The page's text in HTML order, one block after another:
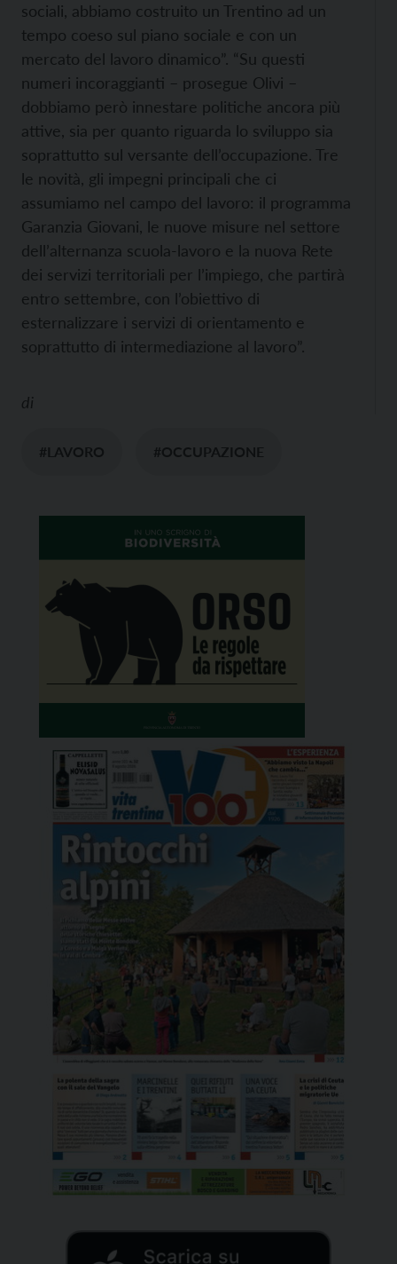
sociali, abbiamo costruito un Trentino ad un
tempo coeso sul piano sociale e con un
mercato del lavoro dinamico”. “Su questi
numeri incoraggianti – prosegue Olivi –
dobbiamo però innestare politiche ancora più
attive, sia per quanto riguarda lo sviluppo sia
soprattutto sul versante dell’occupazione. Tre
le novità, gli impegni principali che ci
assumiamo nel campo del lavoro: il programma
Garanzia Giovani, le nuove misure nel settore
dell’alternanza scuola-lavoro e la nuova Rete
dei servizi territoriali per l’impiego, che partirà
entro settembre, con l’obiettivo di
esternalizzare i servizi di orientamento e
soprattutto di intermediazione al lavoro”.
di
#LAVORO #OCCUPAZIONE